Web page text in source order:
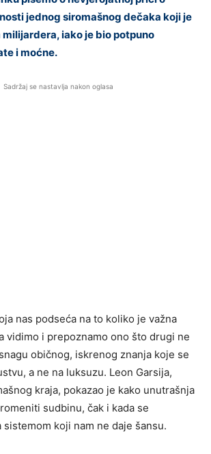
jednog siromašnog dečaka koji je
iako je bio potpuno
i moćne.
Sadržaj se nastavlja nakon oglasa
nas podseća na to koliko je važna
vidimo i prepoznamo ono što drugi ne
običnog, iskrenog znanja koje se
a ne na luksuzu. Leon Garsija,
kraja, pokazao je kako unutrašnja
sudbinu, čak i kada se
sistemom koji nam ne daje šansu.